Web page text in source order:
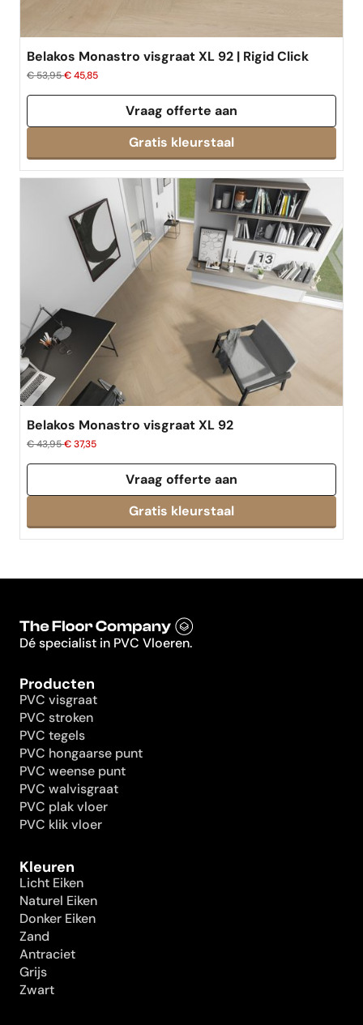
Belakos Monastro visgraat XL 92 | Rigid Click
€ 53,95€ 45,85
Vraag offerte aan
Belakos Monastro visgraat XL 92
€ 43,95€ 37,35
Vraag offerte aan
Dé specialist in PVC Vloeren.
Producten
PVC visgraat
PVC stroken
PVC tegels
PVC hongaarse punt
PVC weense punt
PVC walvisgraat
PVC plak vloer
PVC klik vloer
Kleuren
Licht Eiken
Naturel Eiken
Donker Eiken
Zand
Antraciet
Grijs
Zwart